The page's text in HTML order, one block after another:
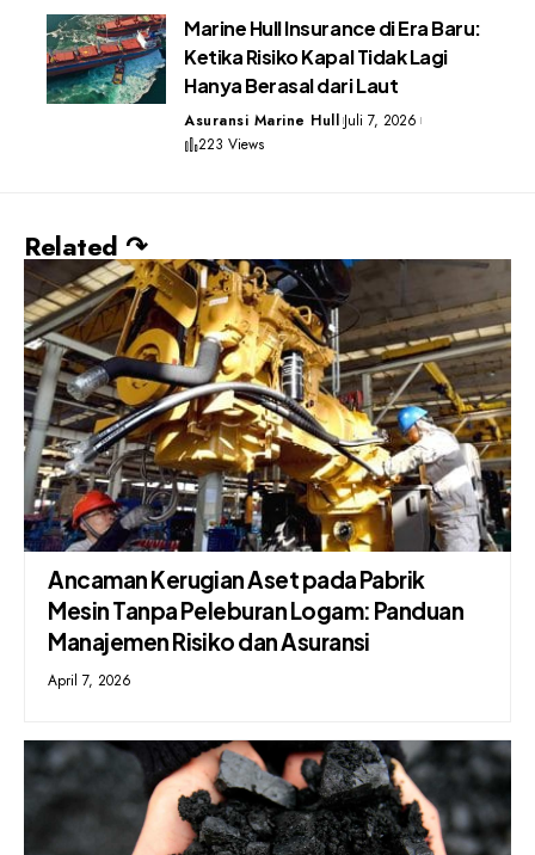
Marine Hull Insurance di Era Baru:
Ketika Risiko Kapal Tidak Lagi
Hanya Berasal dari Laut
Asuransi Marine Hull Juli 7, 2026
223 Views
Related ↷
Ancaman Kerugian Aset pada Pabrik
Mesin Tanpa Peleburan Logam: Panduan
Manajemen Risiko dan Asuransi
April 7, 2026